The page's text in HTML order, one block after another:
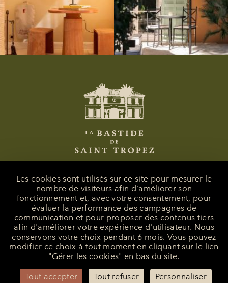
La Bastide de Saint-Tropez
25 Route des Carles
83990 - Saint-Tropez
+33 (0)4 94 55 82 55
reception@bastidesaint-tropez.com
Contact Presse :philippine@latelierrp.com
Les cookies sont utilisés sur ce site pour mesurer le
nombre de visiteurs afin d'améliorer son
fonctionnement et, avec votre consentement, pour
évaluer la performance des campagnes de
communication et pour proposer des contenus tiers
afin d'améliorer votre expérience d'utilisateur. Nous
conservons votre choix pendant 6 mois. Vous pouvez
modifier ce choix à tout moment en cliquant sur le lien
"Gérer les cookies" en bas du site.
Tout accepter Tout refuser
Personnaliser